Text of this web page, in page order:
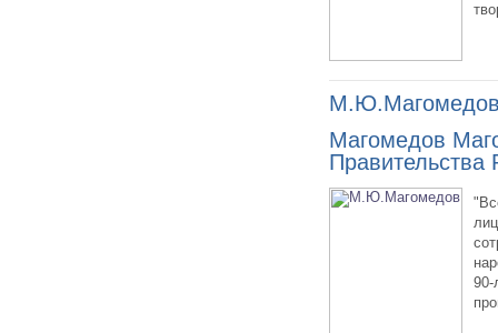
Магомедов
Правительства
90-